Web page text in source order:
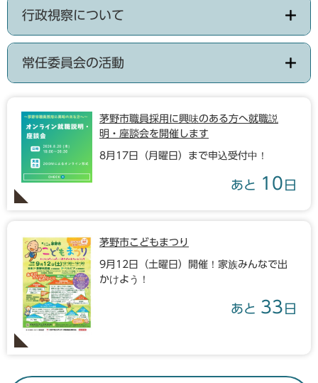
行政視察について
常任委員会の活動
茅野市職員採用に興味のある方へ就職説
明・座談会を開催します
8月17日（月曜日）まで申込受付中！
あと 10 日
茅野市こどもまつり
9月12日（土曜日）開催！家族みんなで出
かけよう！
あと 33 日